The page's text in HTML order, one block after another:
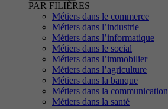
PAR FILIÈRES
Métiers dans le commerce
Métiers dans l’industrie
Métiers dans l’informatique
Métiers dans le social
Métiers dans l’immobilier
Métiers dans l’agriculture
Métiers dans la banque
Métiers dans la communication
Métiers dans la santé